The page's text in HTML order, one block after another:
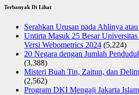
Terbanyak Di Lihat
Serahkan Urusan pada Ahlinya
Untirta Masuk 25 Besar
Versi Webometrics 2024 (5,224)
20 Negara dengan Jumlah
(3,388)
Misteri Buah Tin, Zaitun, dan
(2,562)
Program DKI Mengaji Jakarta